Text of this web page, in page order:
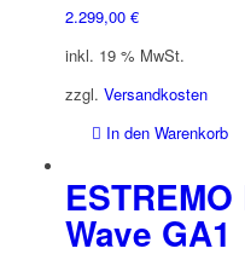
2.299,00 €
inkl. 19 % MwSt.
zzgl. Versandkosten
In den Warenkorb
Wave GA1